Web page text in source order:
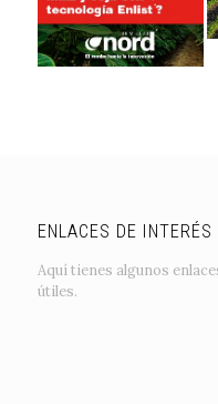
ENLACES DE INTERÉS
Aquí tienes algunos
útiles.